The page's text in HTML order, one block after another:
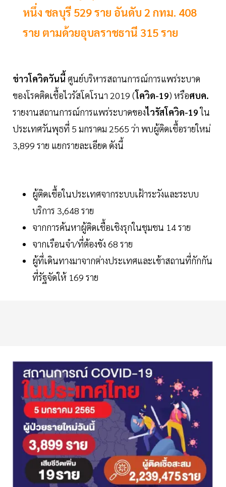
หนึ่ง ชลบุรี 529 ราย อันดับ 2 กทม. 408
ราย ตามด้วยอุบลราชธานี 315 ราย
ข่าวโควิดวันนี้ ศูนย์บริหารสถานการณ์การแพร่ระบาด
ของโรคติดเชื้อไวรัสโคโรนา 2019 (โควิด-19) หรือศบค.
รายงานสถานการณ์การแพร่ระบาดของไวรัสโควิด-19ใน
ประเทศวันพุธที่ 5 มกราคม 2565 ว่า พบผู้ติดเชื้อรายใหม่
3,899 ราย แยกรายละเอียด ดังนี้
ผู้ติดเชื้อในประเทศจากระบบเฝ้าระวังและระบบ
บริการ 3,648 ราย
จากการค้นหาผู้ติดเชื้อเชิงรุกในชุมชน 14 ราย
จากเรือนจำ/ที่ต้องขัง 68 ราย
ผู้ที่เดินทางมาจากต่างประเทศและเข้าสถานที่กักกัน
ที่รัฐจัดให้ 169 ราย